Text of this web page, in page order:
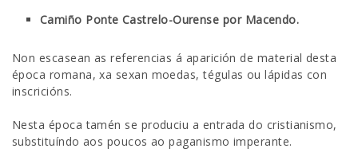
Camiño Ponte Castrelo-Ourense por Macendo.
Non escasean as referencias á aparición de material desta
época romana, xa sexan moedas, tégulas ou lápidas con
inscricións.
Nesta época tamén se produciu a entrada do cristianismo,
substituíndo aos poucos ao paganismo imperante.